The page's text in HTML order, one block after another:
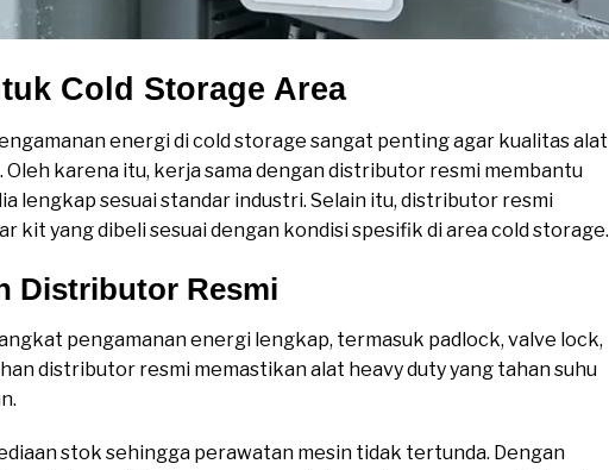
Cold Storage Area
energi di cold storage sangat penting agar kualitas alat
karena itu, kerja sama dengan distributor resmi membantu
lengkap sesuai standar industri. Selain itu, distributor resmi
kit yang dibeli sesuai dengan kondisi spesifik di area cold storage.
Distributor Resmi
pengamanan energi lengkap, termasuk padlock, valve lock,
distributor resmi memastikan alat heavy duty yang tahan suhu
stok sehingga perawatan mesin tidak tertunda. Dengan